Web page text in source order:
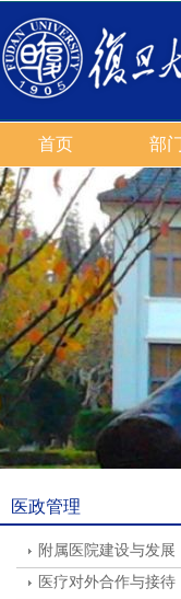
首页 部
医政管理
附属医院建设与发展
医疗对外合作与接待